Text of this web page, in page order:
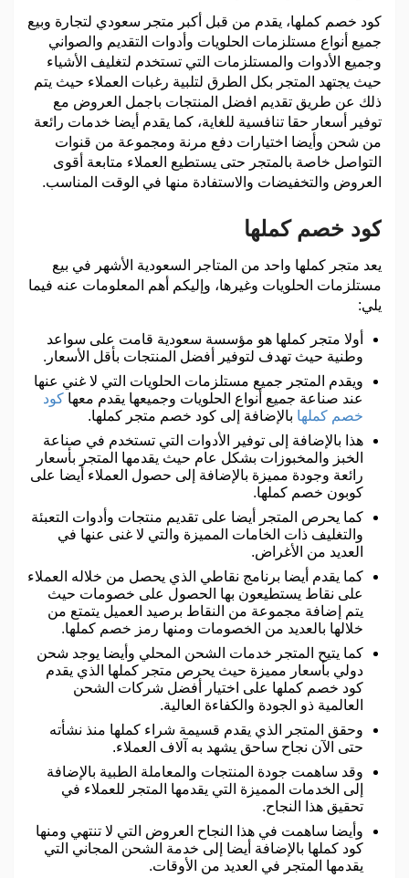
كود خصم كملها، يقدم من قبل أكبر متجر سعودي لتجارة وبيع
جميع أنواع مستلزمات الحلويات وأدوات التقديم والصواني
وجميع الأدوات والمستلزمات التي تستخدم لتغليف الأشياء
حيث يجتهد المتجر بكل الطرق لتلبية رغبات العملاء حيث يتم
ذلك عن طريق تقديم افضل المنتجات باجمل العروض مع
توفير أسعار حقا تنافسية للغاية، كما يقدم أيضا خدمات رائعة
من شحن وأيضا اختيارات دفع مرنة ومجموعة من قنوات
التواصل خاصة بالمتجر حتى يستطيع العملاء متابعة أقوى
العروض والتخفيضات والاستفادة منها في الوقت المناسب.
كود خصم كملها
يعد متجر كملها واحد من المتاجر السعودية الأشهر في بيع
مستلزمات الحلويات وغيرها، وإليكم أهم المعلومات عنه فيما
يلي:
أولا متجر كملها هو مؤسسة سعودية قامت على سواعد
وطنية حيث تهدف لتوفير أفضل المنتجات بأقل الأسعار.
ويقدم المتجر جميع مستلزمات الحلويات التي لا غني عنها
عند صناعة جميع أنواع الحلويات وجميعها يقدم معها كود
خصم كملها بالإضافة إلى كود خصم متجر كملها.
هذا بالإضافة إلى توفير الأدوات التي تستخدم في صناعة
الخبز والمخبوزات بشكل عام حيث يقدمها المتجر بأسعار
رائعة وجودة مميزة بالإضافة إلى حصول العملاء أيضا على
كوبون خصم كملها.
كما يحرص المتجر أيضا على تقديم منتجات وأدوات التعبئة
والتغليف ذات الخامات المميزة والتي لا غنى عنها في
العديد من الأغراض.
كما يقدم أيضا برنامج نقاطي الذي يحصل من خلاله العملاء
على نقاط يستطيعون بها الحصول على خصومات حيث
يتم إضافة مجموعة من النقاط برصيد العميل يتمتع من
خلالها بالعديد من الخصومات ومنها رمز خصم كملها.
كما يتيح المتجر خدمات الشحن المحلي وأيضا يوجد شحن
دولي بأسعار مميزة حيث يحرص متجر كملها الذي يقدم
كود خصم كملها على اختيار أفضل شركات الشحن
العالمية ذو الجودة والكفاءة العالية.
وحقق المتجر الذي يقدم قسيمة شراء كملها منذ نشأته
حتى الآن نجاح ساحق يشهد به آلاف العملاء.
وقد ساهمت جودة المنتجات والمعاملة الطبية بالإضافة
إلى الخدمات المميزة التي يقدمها المتجر للعملاء في
تحقيق هذا النجاح.
وأيضا ساهمت في هذا النجاح العروض التي لا تنتهي ومنها
كود كملها بالإضافة أيضا إلى خدمة الشحن المجاني التي
يقدمها المتجر في العديد من الأوقات.